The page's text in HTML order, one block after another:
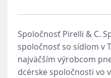
Spoločnosť Pirelli & C.
spoločnosť so sídlom v
najväčším výrobcom
dcérske spoločnosti vo